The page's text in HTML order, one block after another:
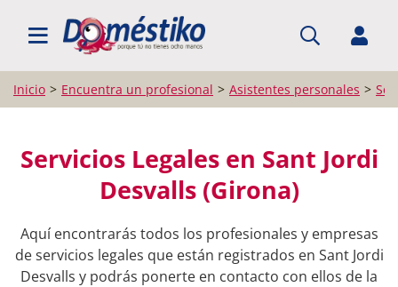
BUSCAR PROFESIONALES
Inicio Encuentra un profesional Asistentes personales
Servicios Legales en Sant Jordi
Desvalls (Girona)
Aquí encontrarás todos los profesionales y empresas
de servicios legales que están registrados en Sant Jordi
Desvalls y podrás ponerte en contacto con ellos de la